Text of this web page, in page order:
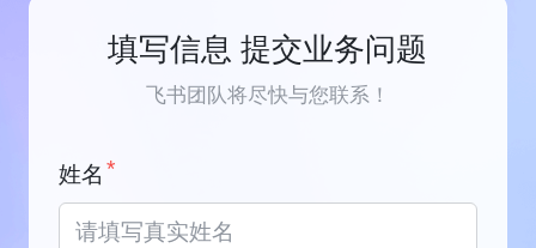
填写信息 提交业务问题
飞书团队将尽快与您联系！
姓名 *